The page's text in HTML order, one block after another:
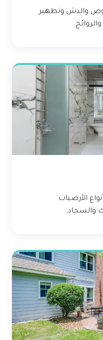
والدش وتطهير
الأرضيات
والسجاد.